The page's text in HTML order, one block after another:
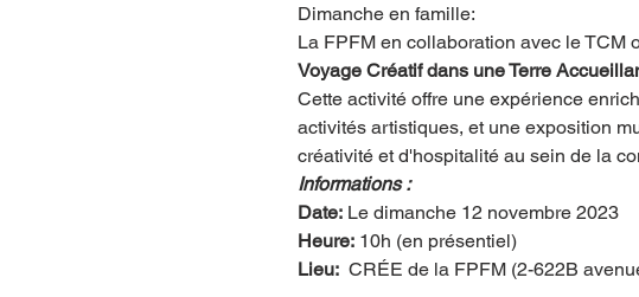
Dimanche en famille:
La FPFM en collaboration avec le TCM
Voyage Créatif dans une Terre
Cette activité offre une expérience
activités artistiques, et une exposition
créativité et d'hospitalité au sein de la
Informations :
Date: Le dimanche 12 novembre 2023
Heure: 10h (en présentiel)
Lieu: CRÉE de la FPFM (2-622B